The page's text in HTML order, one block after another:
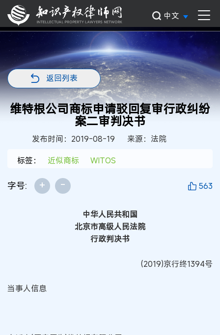
中文
返回列表
维特根公司商标申请驳回复审行政纠纷
案二审判决书
发布时间：2019-08-19
来源：法院
标签：
近似商标 WITOS
字号: + - 563
中华人民共和国
北京市高级人民法院
行政判决书
(2019)京行终1394号
当事人信息